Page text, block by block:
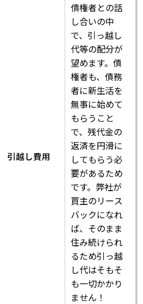
引越し費用
債権者との話
し合いの中
で、引っ越し
代等の配分が
望めます。債
権者も、債務
者に新生活を
無事に始めて
もらうこと
で、残代金の
返済を円滑に
してもらう必
要があるため
です。弊社が
買主のリース
バックになれ
ば、そのまま
住み続けられ
るため引っ越
し代はそもそ
も一切かかり
ません！